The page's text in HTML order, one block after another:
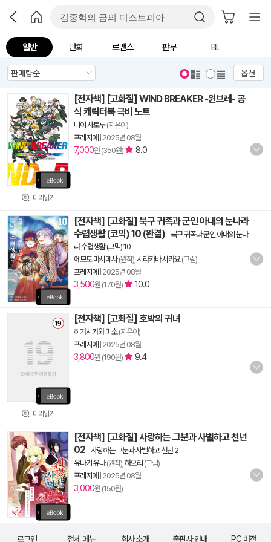
일반 만화 로맨스 판무 BL
옵션
미리읽기
[전자책] [고화질] WIND BREAKER -윈브레- 공
식 캐릭터북 극비 노트
니이 사토루(지은이)
프레지에
2025년 08월
7,000원 (350원) 8.0
[전자책] [고화질] 북구 귀족과 군인 아내의 눈나라
수렵생활 (코믹) 10 (완결) -북구 귀족과 군인 아내의 눈나
라 수렵생활 (코믹) 10
에모토 마시메사(원작), 시라카바 시카요(그림)
프레지에
2025년 08월
3,500원 (170원) 10.0
미리읽기
[전자책] [고화질] 호박의 귀녀
히가시카와 미소(지은이)
프레지에
2025년 08월
3,800원 (190원) 9.4
[전자책] [고화질] 사랑하는 그분과 사별하고 천년
02 -사랑하는 그분과 사별하고 천년 2
유나기 유나(원작), 하오리 (그림)
프레지에
2025년 08월
3,000원 (150원)
로그인 전체 메뉴 회사 소개 출판사 안내 PC 버전